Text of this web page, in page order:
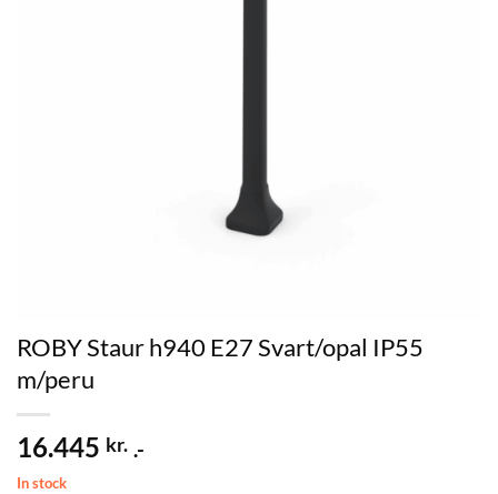
ROBY Staur h940 E27 Svart/opal IP55
m/peru
16.445 kr. .-
In stock